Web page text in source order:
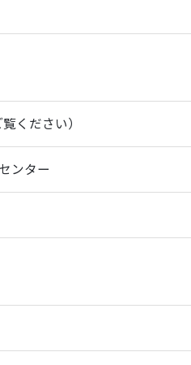
ください）
ンター